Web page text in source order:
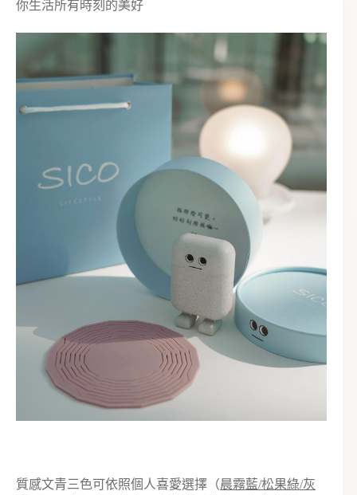
你生活所有時刻的美好
質感文青三色可依照個人喜愛選擇（晨霧藍/松果綠/灰